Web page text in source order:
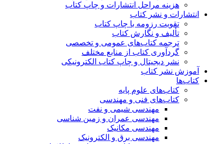
هزینه مراحل انتشارات و چاپ کتاب
انتشارات و نشر کتاب
تقویت رزومه با چاپ کتاب
تألیف و نگارش کتاب
ترجمه کتاب‌های عمومی و تخصصی
گردآوری کتاب از منابع مختلف
نشر دیجیتال و چاپ کتاب الکترونیکی
آموزش نشر کتاب
کتاب‌ها
کتاب‌های علوم پایه
کتاب‌های فنی و مهندسی
مهندسی شیمی و نفت
مهندسی عمران و زمین شناسی
مهندسی مکانیک
مهندسی برق و الکترونیک